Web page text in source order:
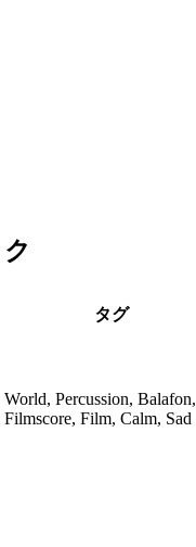
タグ
World, Percussion, Balafon,
Filmscore, Film, Calm, Sad